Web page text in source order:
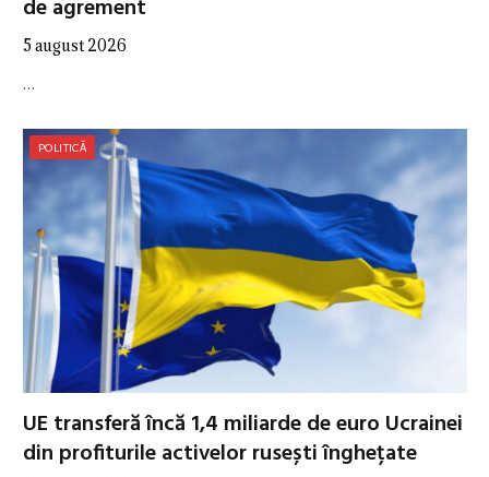
de agrement
5 august 2026
…
POLITICĂ
UE transferă încă 1,4 miliarde de euro Ucrainei
din profiturile activelor rusești înghețate